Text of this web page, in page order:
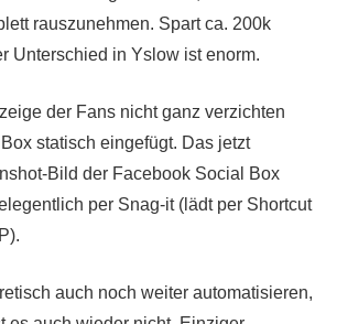
rauszunehmen. Spart ca. 200k
Unterschied in Yslow ist enorm.
der Fans nicht ganz verzichten
statisch eingefügt. Das jetzt
Bild der Facebook Social Box
per Snag-it (lädt per Shortcut
auch noch weiter automatisieren,